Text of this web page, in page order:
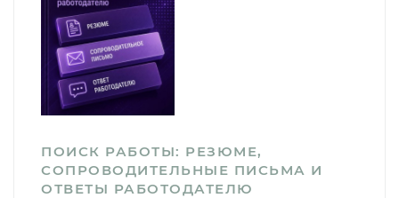
ПОИСК РАБОТЫ: РЕЗЮМЕ,
СОПРОВОДИТЕЛЬНЫЕ ПИСЬМА И
ОТВЕТЫ РАБОТОДАТЕЛЮ